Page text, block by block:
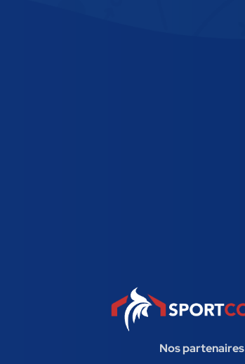
Nos partenaires